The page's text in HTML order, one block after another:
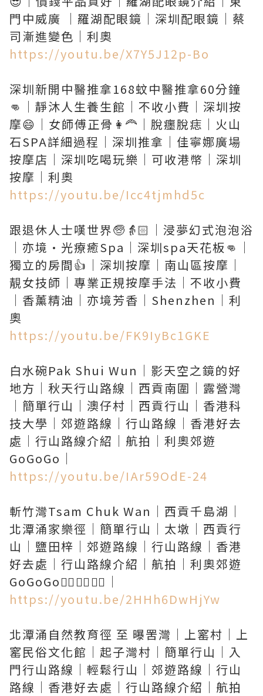
門中威廣 ｜羅湖配眼鏡｜深圳配眼鏡｜蔡
https://youtu.be/X7Y5J12p-Bo
深圳新開中醫推拿168蚊中醫推拿60分鐘
👊｜靜沐人生養生館｜不收小費｜深圳按
摩😄｜女師傅正骨👩‍🦰｜脫癦脫痣｜火山
石SPA詳細過程｜深圳推拿｜佳寧娜廣場
按摩店｜深圳吃喝玩樂｜可收港幣｜深圳
https://youtu.be/Icc4tjmhd5c
跟退休人士嘆世界🧓👵🏻｜浸夢幻式泡泡浴
｜亦境·光療癒Spa｜深圳spa天花板👊｜
獨立的房間👍｜深圳按摩｜南山區按摩｜
靚女技師｜專業正規按摩手法｜不收小費
｜香薰精油｜亦境芳香｜Shenzhen｜利
https://youtu.be/FK9IyBc1GKE
白水碗Pak Shui Wun｜影天空之鏡的好
地方｜秋天行山路線｜西貢南圍｜露營灣
｜簡單行山｜澳仔村｜西貢行山｜香港科
技大學｜郊遊路線｜行山路線｜香港好去
處｜行山路線介紹｜航拍｜利奧郊遊
https://youtu.be/IAr59OdE-24
斬竹灣Tsam Chuk Wan｜西貢千島湖｜
北潭涌家樂徑｜簡單行山｜太墩｜西貢行
山｜鹽田梓｜郊遊路線｜行山路線｜香港
好去處｜行山路線介紹｜航拍｜利奧郊遊
https://youtu.be/2HHh6DwHjYw
北潭涌自然教育徑 至 曝罟灣｜上窰村｜上
窰民俗文化館｜起子灣村｜簡單行山｜入
門行山路線｜輕鬆行山｜郊遊路線｜行山
路線｜香港好去處｜行山路線介紹｜航拍